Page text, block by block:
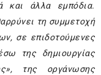
και άλλα εμπόδια.
τη συμμετοχή
σε επιδοτούμενες
της δημιουργίας
της οργάνωσης